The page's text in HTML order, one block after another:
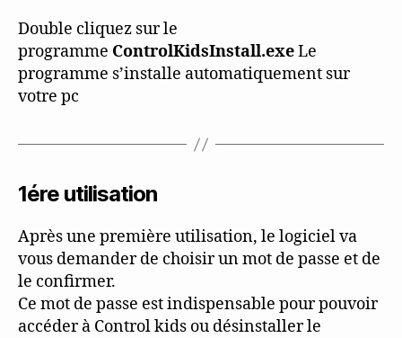
Double cliquez sur le
programme ControlKidsInstall.exeLe
programme s’installe automatiquement sur
votre pc
1ére utilisation
Après une première utilisation, le logiciel va
vous demander de choisir un mot de passe et de
le confirmer.
Ce mot de passe est indispensable pour pouvoir
accéder à Control kids ou désinstaller le